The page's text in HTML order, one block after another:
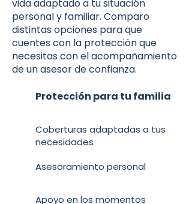
vida adaptado a tu situación
personal y familiar. Comparo
distintas opciones para que
cuentes con la protección que
necesitas con el acompañamiento
de un asesor de confianza.
Protección para tu familia
Coberturas adaptadas a tus
necesidades
Asesoramiento personal
Apoyo en los momentos